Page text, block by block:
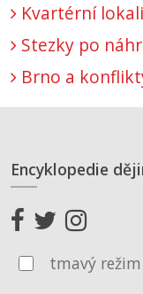
Kvartérní
Stezky po
Brno a
Encyklopedie
tmavý režim